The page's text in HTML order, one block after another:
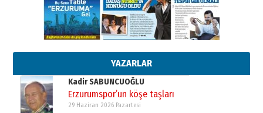
YAZARLAR
13 Mayıs 2026 Çarşamba
Esat BİNDESEN
Başkan Sekmen’den Erzurum’a
bir vizyon proje daha!
02 Ağustos 2026 Pazar
Kadir SABUNCUOĞLU
Erzurumspor’un köşe taşları
29 Haziran 2026 Pazartesi